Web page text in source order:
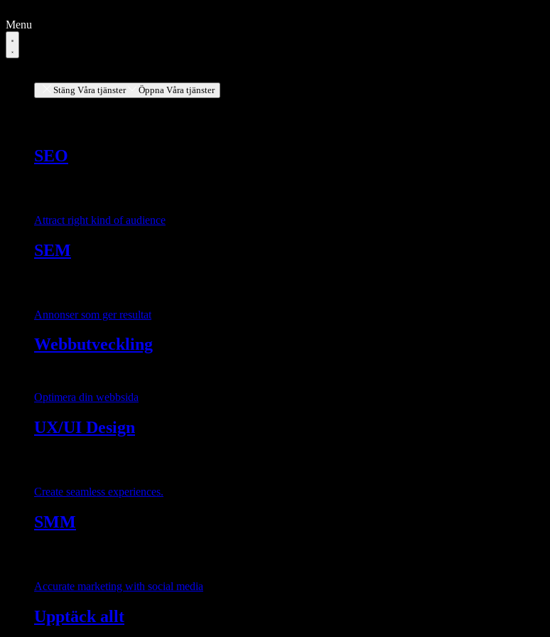
till
innehåll
Menu
Stäng Våra tjänster Öppna Våra tjänster
SEO
Attract right kind of audience
SEM
Annonser som ger resultat
Webbutveckling
Optimera din webbsida
UX/UI Design
Create seamless experiences.
SMM
Accurate marketing with social media
Upptäck allt